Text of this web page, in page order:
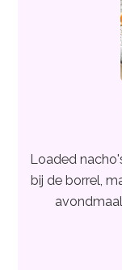
Loaded
bij de borrel,